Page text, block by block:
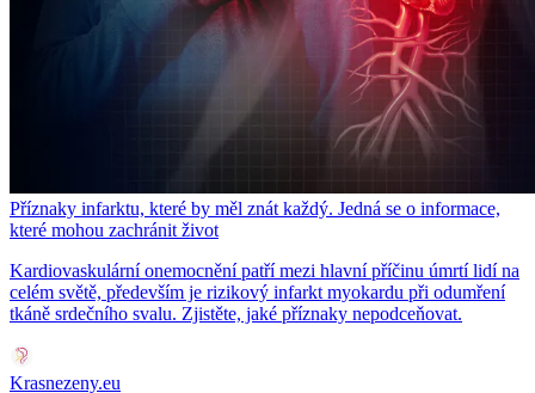
Příznaky infarktu, které by měl znát každý. Jedná se o informace,
které mohou zachránit život
Kardiovaskulární onemocnění patří mezi hlavní příčinu úmrtí lidí na
celém světě, především je rizikový infarkt myokardu při odumření
tkáně srdečního svalu. Zjistěte, jaké příznaky nepodceňovat.
Krasnezeny.eu